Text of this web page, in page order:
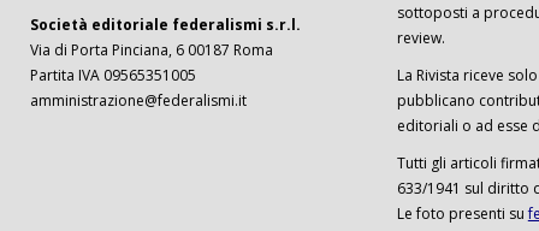
Società editoriale federalismi s.r.l.
Via di Porta Pinciana, 6 00187 Roma
Partita IVA 09565351005
amministrazione@federalismi.it
sottoposti a
review.
La Rivista riceve
pubblicano
editoriali o ad esse
Tutti gli articoli
633/1941 sul diritto
Le foto presenti su